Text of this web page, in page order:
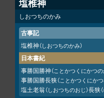
塩椎神
しおつちのかみ
古事記
塩椎神（しおつちのかみ）
日本書紀
事勝国勝神（ことかつくにかつの
事勝国勝長狭（ことかつくにかつ
塩土老翁（しおつちのおじ）長狭